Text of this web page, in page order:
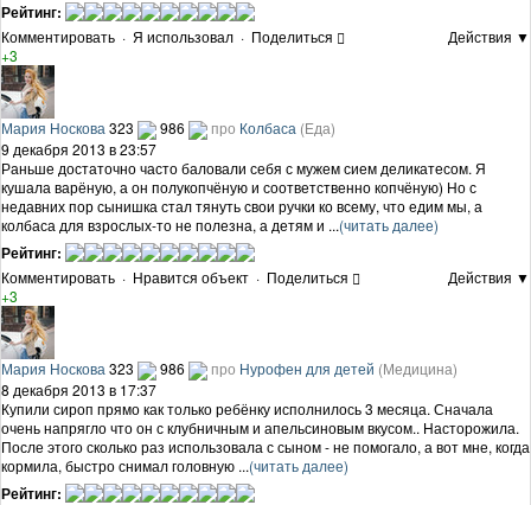
Рейтинг:
Комментировать · Я использовал · Поделиться
Действия ▼
+3
Мария Носкова 323 986 про Колбаса (Еда)
9 декабря 2013 в 23:57
Раньше достаточно часто баловали себя с мужем сием деликатесом. Я
кушала варёную, а он полукопчёную и соответственно копчёную) Но с
недавних пор сынишка стал тянуть свои ручки ко всему, что едим мы, а
колбаса для взрослых-то не полезна, а детям и ...(читать далее)
Рейтинг:
Комментировать · Нравится объект · Поделиться
Действия ▼
+3
Мария Носкова 323 986 про Нурофен для детей (Медицина)
8 декабря 2013 в 17:37
Купили сироп прямо как только ребёнку исполнилось 3 месяца. Сначала
очень напрягло что он с клубничным и апельсиновым вкусом.. Насторожила.
После этого сколько раз использовала с сыном - не помогало, а вот мне, когда
кормила, быстро снимал головную ...(читать далее)
Рейтинг: